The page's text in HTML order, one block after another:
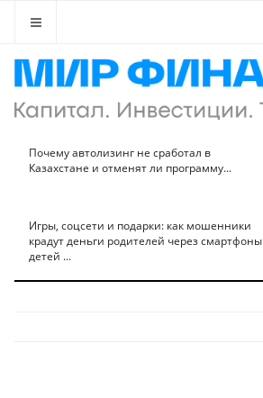
Почему автолизинг не сработал в
Казахстане и отменят ли программу...
Игры, соцсети и подарки: как мошенники
крадут деньги родителей через смартфоны
детей ...